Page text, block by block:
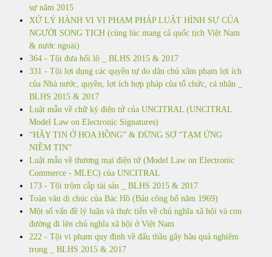
sự năm 2015
XỬ LÝ HÀNH VI VI PHẠM PHÁP LUẬT HÌNH SỰ CỦA
NGƯỜI SONG TỊCH (cùng lúc mang cả quốc tịch Việt Nam
& nước ngoài)
364 - Tội đưa hối lộ _ BLHS 2015 & 2017
331 - Tội lợi dụng các quyền tự do dân chủ xâm phạm lợi ích
của Nhà nước, quyền, lợi ích hợp pháp của tổ chức, cá nhân _
BLHS 2015 & 2017
Luật mẫu về chữ ký điện tử của UNCITRAL (UNCITRAL
Model Law on Electronic Signatures)
“HÃY TIN Ở HOA HỒNG” & ĐỪNG SỢ “TẠM ỨNG
NIỀM TIN”
Luật mẫu về thương mại điện tử (Model Law on Electronic
Commerce - MLEC) của UNCITRAL
173 - Tội trộm cắp tài sản _ BLHS 2015 & 2017
Toàn văn di chúc của Bác Hồ (Bản công bố năm 1969)
Một số vấn đề lý luận và thực tiễn về chủ nghĩa xã hội và con
đường đi lên chủ nghĩa xã hội ở Việt Nam
222 - Tội vi phạm quy định về đấu thầu gây hậu quả nghiêm
trọng _ BLHS 2015 & 2017